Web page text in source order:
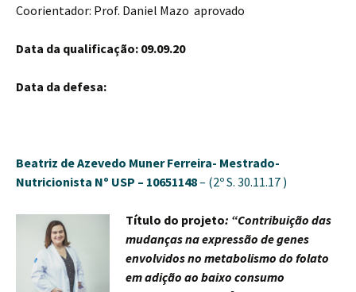
Coorientador: Prof. Daniel Mazo aprovado
Data da qualificação: 09.09.20
Data da defesa:
Beatriz de Azevedo Muner Ferreira- Mestrado-
Nutricionista Nº USP – 10651148– (2º S. 30.11.17 )
Título do projeto: “Contribuição das
mudanças na expressão de genes
envolvidos no metabolismo do folato
em adição ao baixo consumo